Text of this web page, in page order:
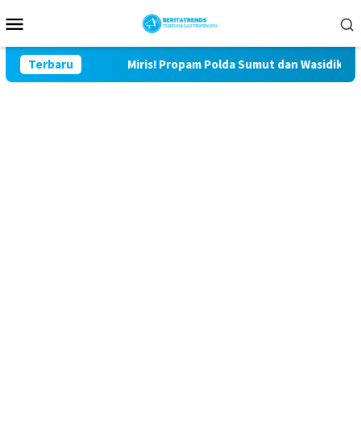
ke
Mobile
TerbaruMiris! Propam Polda Sumut dan Wasidik